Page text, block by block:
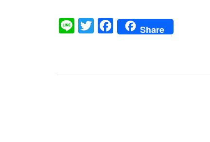
LineTwitterFacebook
Share